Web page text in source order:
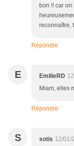
bon !! car
reconnaître,
Répondre
E EmilieRD
Miam, elles
Répondre
S sotis 12/01/